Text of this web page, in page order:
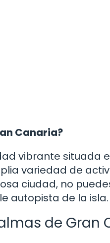
Canaria?
vibrante situada
variedad de
ciudad, no
autopista de la isla.
de Gran